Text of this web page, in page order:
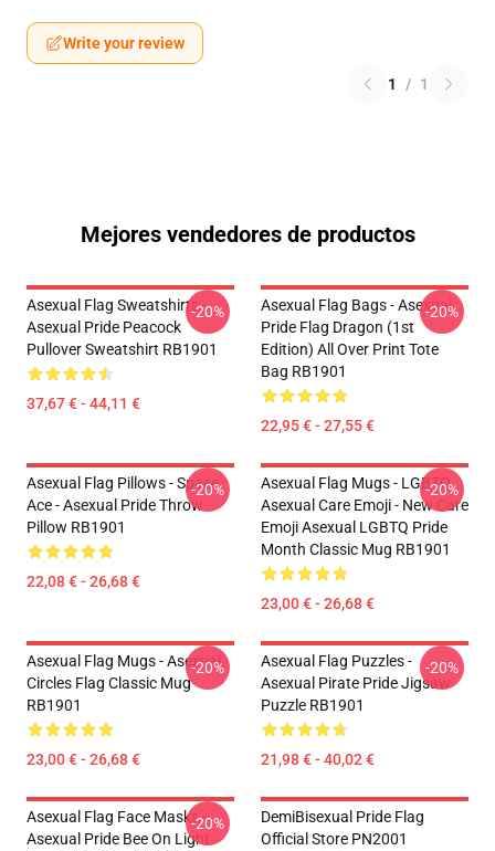
Write your review
1 / 1
Mejores vendedores de productos
Asexual Flag Sweatshirts -
Asexual Pride Peacock
Pullover Sweatshirt RB1901
37,67 € - 44,11 €
-20%
Asexual Flag Bags - Asexual
Pride Flag Dragon (1st
Edition) All Over Print Tote
Bag RB1901
22,95 € - 27,55 €
-20%
Asexual Flag Pillows - Space
Ace - Asexual Pride Throw
Pillow RB1901
22,08 € - 26,68 €
-20%
Asexual Flag Mugs - LGBTQ
Asexual Care Emoji - New Care
Emoji Asexual LGBTQ Pride
Month Classic Mug RB1901
23,00 € - 26,68 €
-20%
Asexual Flag Mugs - Asexual
Circles Flag Classic Mug
RB1901
23,00 € - 26,68 €
-20%
Asexual Flag Puzzles -
Asexual Pirate Pride Jigsaw
Puzzle RB1901
21,98 € - 40,02 €
-20%
Asexual Flag Face Masks -
Asexual Pride Bee On Light
-20%
DemiBisexual Pride Flag
Official Store PN2001